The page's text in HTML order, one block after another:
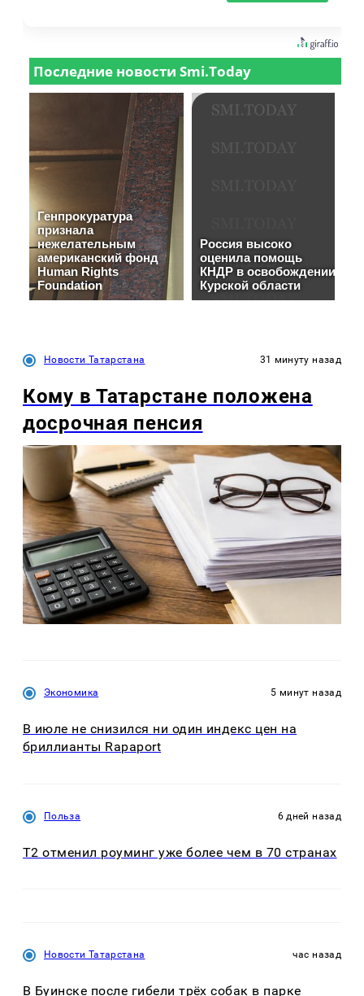
Новости Татарстана 31 минуту назад
Кому в Татарстане положена
досрочная пенсия
Экономика 5 минут назад
В июле не снизился ни один индекс цен на
бриллианты Rapaport
Польза 6 дней назад
Т2 отменил роуминг уже более чем в 70 странах
Новости Татарстана час назад
В Буинске после гибели трёх собак в парке